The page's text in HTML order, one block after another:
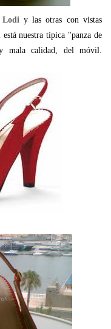
Lodi y las otras con vistas
nuestra típica "panza de
mala calidad, del móvil.